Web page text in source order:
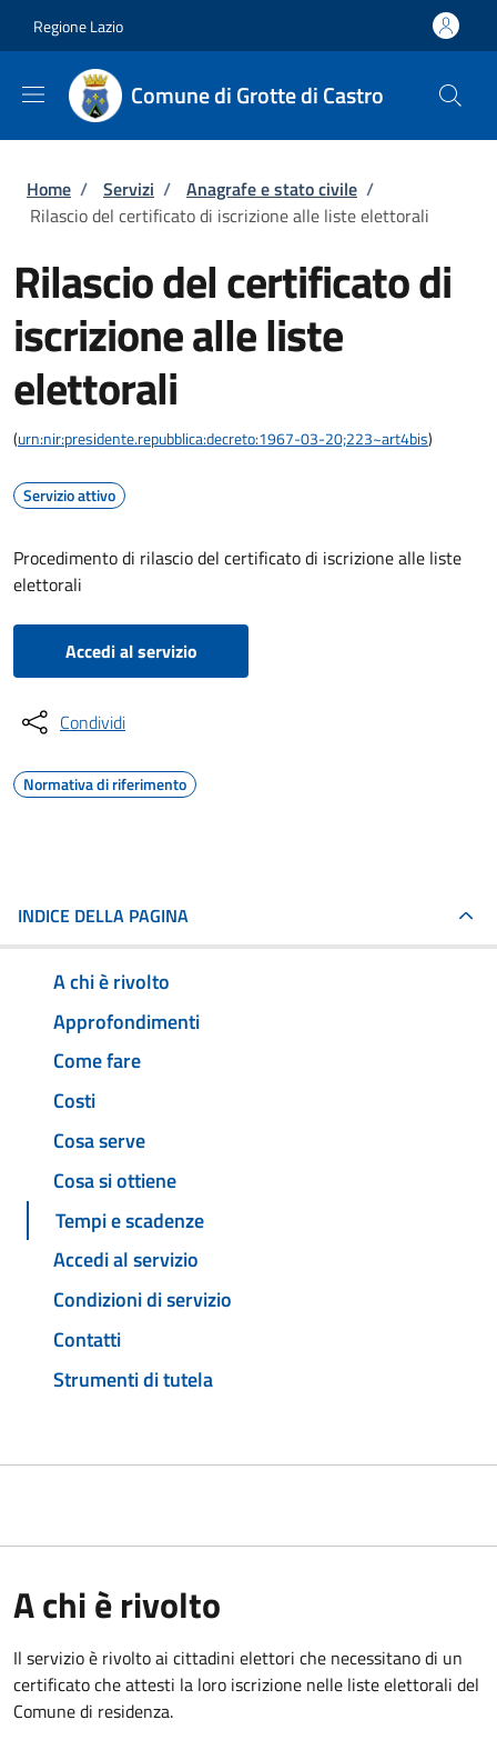
Regione Lazio
Comune di Grotte di Castro
Briciole di pane
Home / Servizi / Anagrafe e stato civile /
Rilascio del certificato di iscrizione alle liste elettorali
Rilascio del certificato di
iscrizione alle liste
elettorali
(urn:nir:presidente.repubblica:decreto:1967-03-20;223~art4bis)
Servizio attivo
Procedimento di rilascio del certificato di iscrizione alle liste
elettorali
Accedi al servizio
Condividi
Normativa di riferimento
INDICE DELLA PAGINA
A chi è rivolto
Approfondimenti
Come fare
Costi
Cosa serve
Cosa si ottiene
Tempi e scadenze
Accedi al servizio
Condizioni di servizio
Contatti
Strumenti di tutela
A chi è rivolto
Il servizio è rivolto ai cittadini elettori che necessitano di un
certificato che attesti la loro iscrizione nelle liste elettorali del
Comune di residenza.